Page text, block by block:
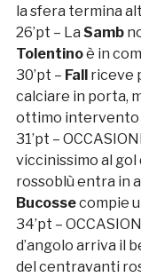
la sfera termina
26’pt – La Samb
Tolentinoè in
30’pt – Fallriceve
calciare in porta,
ottimo intervento
31’pt –
viccinissimo al gol
rossoblù entra in
Bucossecompie
34’pt –
d’angolo arriva il
del centravanti